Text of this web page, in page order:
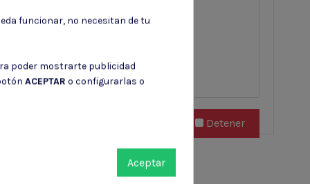
Detener
funcionar, no necesitan de tu
poder mostrarte publicidad
ACEPTAR o configurarlas o
Aceptar